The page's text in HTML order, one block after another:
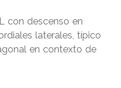
con descenso en
laterales, típico
en contexto de